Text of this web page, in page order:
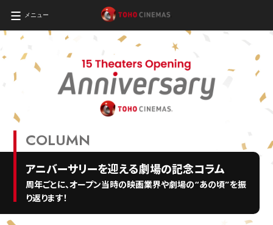
メニュー
COLUMN
アニバーサリーを迎える劇場の記念コラム
周年ごとに、オープン当時の映画業界や劇場の“あの頃”を振
り返ります！